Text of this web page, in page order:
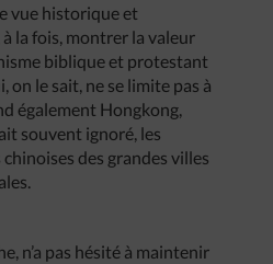
vue historique et
la fois, montrer la valeur
biblique et protestant
on le sait, ne se limite pas à
également Hongkong,
souvent ignoré, les
des grandes villes
n’a pas hésité à maintenir